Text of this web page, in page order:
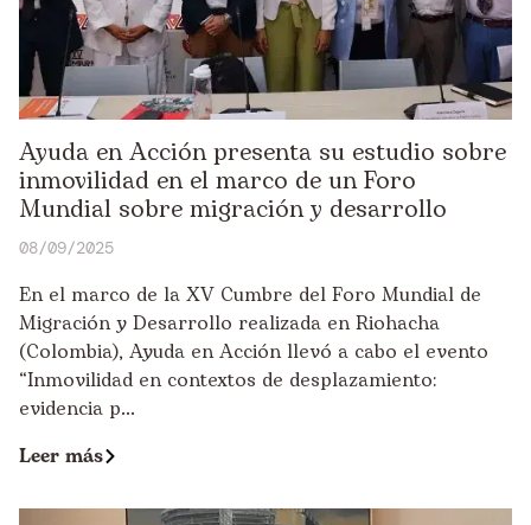
Ayuda en Acción presenta su estudio sobre
inmovilidad en el marco de un Foro
Mundial sobre migración y desarrollo
08/09/2025
En el marco de la XV Cumbre del Foro Mundial de
Migración y Desarrollo realizada en Riohacha
(Colombia), Ayuda en Acción llevó a cabo el evento
“Inmovilidad en contextos de desplazamiento:
evidencia p...
Leer más